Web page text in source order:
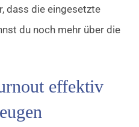
dass die eingesetzte
du noch mehr über die
effektiv